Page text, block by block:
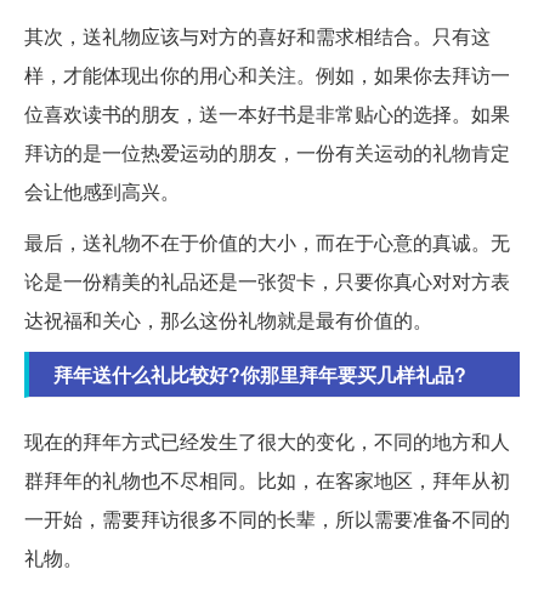
其次，送礼物应该与对方的喜好和需求相结合。只有这
样，才能体现出你的用心和关注。例如，如果你去拜访一
位喜欢读书的朋友，送一本好书是非常贴心的选择。如果
拜访的是一位热爱运动的朋友，一份有关运动的礼物肯定
会让他感到高兴。
最后，送礼物不在于价值的大小，而在于心意的真诚。无
论是一份精美的礼品还是一张贺卡，只要你真心对对方表
达祝福和关心，那么这份礼物就是最有价值的。
拜年送什么礼比较好?你那里拜年要买几样礼品?
现在的拜年方式已经发生了很大的变化，不同的地方和人
群拜年的礼物也不尽相同。比如，在客家地区，拜年从初
一开始，需要拜访很多不同的长辈，所以需要准备不同的
礼物。